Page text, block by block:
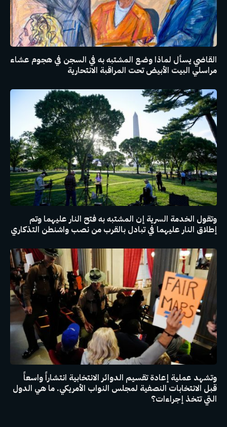
القاضي يسأل لماذا وضع المشتبه به في السجن في هجوم عشاء
مراسلي البيت الأبيض تحت المراقبة الانتحارية
وتقول الخدمة السرية إن المشتبه به فتح النار عليهما وتم
إطلاق النار عليهما في تبادل بالقرب من نصب واشنطن التذكاري
وتشهد عملية إعادة تقسيم الدوائر الانتخابية انتشاراً واسعاً
قبل الانتخابات النصفية لمجلس النواب الأمريكي. ما هي الدول
التي تتخذ إجراءات؟